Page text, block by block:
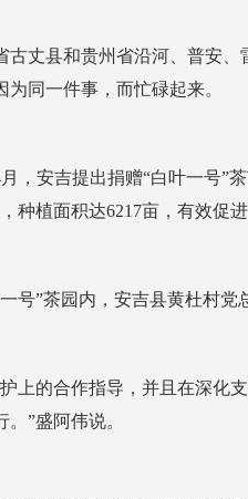
县和贵州省沿河、普安、
同一件事，而忙碌起来。
安吉提出捐赠“白叶一号”
种植面积达6217亩，有效促
”茶园内，安吉县黄杜村党
的合作指导，并且在深化
”盛阿伟说。